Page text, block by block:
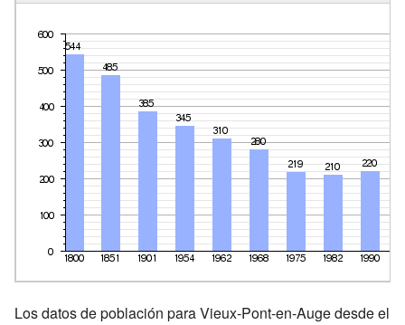
Los datos de población para Vieux-Pont-en-Auge desde el